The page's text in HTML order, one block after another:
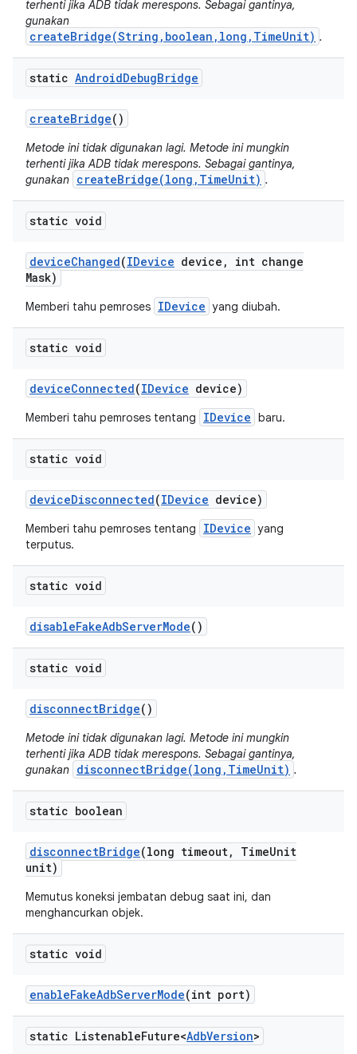
terhenti jika ADB tidak merespons. Sebagai gantinya,
gunakan
createBridge(String,boolean,long,TimeUnit) .
static AndroidDebugBridge
createBridge()
Metode ini tidak digunakan lagi. Metode ini mungkin
terhenti jika ADB tidak merespons. Sebagai gantinya,
gunakan createBridge(long,TimeUnit) .
static void
deviceChanged(IDevice device ,
int change
Mask)
Memberi tahu pemroses IDevice yang diubah.
static void
deviceConnected(IDevice device)
Memberi tahu pemroses tentang IDevice baru.
static void
deviceDisconnected(IDevice device)
Memberi tahu pemroses tentang IDevice yang
terputus.
static void
disableFakeAdbServerMode()
static void
disconnectBridge()
Metode ini tidak digunakan lagi. Metode ini mungkin
terhenti jika ADB tidak merespons. Sebagai gantinya,
gunakan disconnectBridge(long,TimeUnit) .
static boolean
disconnectBridge(long timeout, TimeUnit
unit)
Memutus koneksi jembatan debug saat ini, dan
menghancurkan objek.
static void
enableFakeAdbServerMode(int port)
static ListenableFuture<AdbVersion>